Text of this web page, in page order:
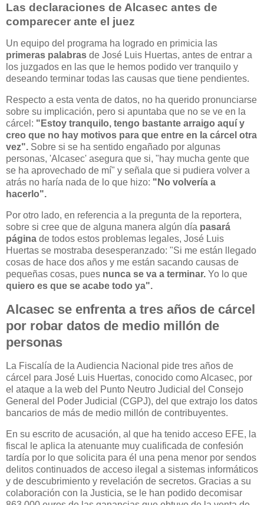
Las declaraciones de Alcasec antes de
comparecer ante el juez
Un equipo del programa ha logrado en primicia las
primeras palabras de José Luis Huertas, antes de entrar a
los juzgados en las que le hemos podido ver tranquilo y
deseando terminar todas las causas que tiene pendientes.
Respecto a esta venta de datos, no ha querido pronunciarse
sobre su implicación, pero si apuntaba que no se ve en la
cárcel: "Estoy tranquilo, tengo bastante arraigo aquí y
creo que no hay motivos para que entre en la cárcel otra
vez". Sobre si se ha sentido engañado por algunas
personas, 'Alcasec' asegura que si, "hay mucha gente que
se ha aprovechado de mí" y señala que si pudiera volver a
atrás no haría nada de lo que hizo: "No volvería a
hacerlo".
Por otro lado, en referencia a la pregunta de la reportera,
sobre si cree que de alguna manera algún día pasará
página de todos estos problemas legales, José Luis
Huertas se mostraba desesperanzado: "Si me están llegado
cosas de hace dos años y me están sacando causas de
pequeñas cosas, pues nunca se va a terminar. Yo lo que
quiero es que se acabe todo ya".
Alcasec se enfrenta a tres años de cárcel
por robar datos de medio millón de
personas
La Fiscalía de la Audiencia Nacional pide tres años de
cárcel para José Luis Huertas, conocido como Alcasec, por
el ataque a la web del Punto Neutro Judicial del Consejo
General del Poder Judicial (CGPJ), del que extrajo los datos
bancarios de más de medio millón de contribuyentes.
En su escrito de acusación, al que ha tenido acceso EFE, la
fiscal le aplica la atenuante muy cualificada de confesión
tardía por lo que solicita para él una pena menor por sendos
delitos continuados de acceso ilegal a sistemas informáticos
y de descubrimiento y revelación de secretos. Gracias a su
colaboración con la Justicia, se le han podido decomisar